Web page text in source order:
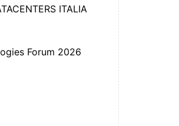
ITALIA
Forum 2026